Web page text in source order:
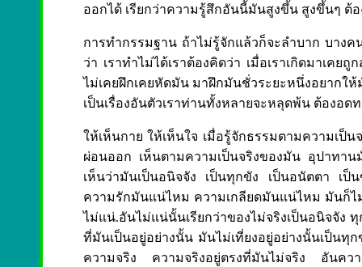
ออกได้ เรียกว่าความรู้สึกอันนี้มันสูงขึ้น สูงขึ้นๆ ต้
การทำกรรมฐาน ถ้าไม่รู้จักแล้วก็จะลำบาก บาง
ว่า เราทำไม่ได้เราต้องคิดว่า เมื่อเราเกิดมาเคย
ไม่เคยฝึกเคยหัดมัน มาฝึกมันชั่วระยะหนึ่งอยากใ
เป็นเรื่องอันตัวเราท่านทั้งหลายจะหลุดพ้น ต้องอ
ให้เห็นกาย ให้เห็นใจ เมื่อรู้จักธรรมตามความเ
ผ่อนออก เห็นตามความเป็นจริงของมัน อุปาทา
เห็นว่ามันเป็นอนิจจัง เป็นทุกขัง เป็นอนัตตา เ
ความรักมันแน่ไหม ความเกลียดมันแน่ไหม มัน
ไม่แน่.อันไม่แน่นั้นเรียกว่าของไม่จริงเป็นอนิจจัง
ที่มันเป็นอยู่อย่างนั้น มันไม่เที่ยงอยู่อย่างนั้นเป็น
ความจริง ความจริงอยู่ตรงที่มันไม่จริง อันควา